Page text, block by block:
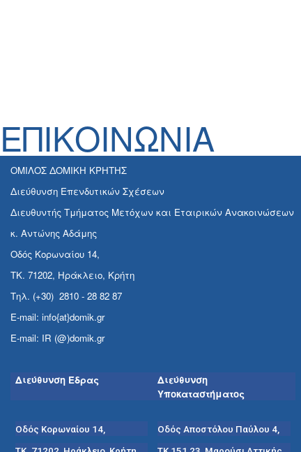
ΕΠΙΚΟΙΝΩΝΙΑ
ΟΜΙΛΟΣ ΔΟΜΙΚΗ ΚΡΗΤΗΣ
Διεύθυνση Επενδυτικών Σχέσεων
Διευθυντής Τμήματος Μετόχων και Εταιρικών Ανακοινώσεων
κ. Αντώνης Αδάμης
Οδός Κορωναίου 14,
ΤΚ. 71202, Ηράκλειο, Κρήτη
Τηλ. (+30) 2810 - 28 82 87
E-mail: info{at}domik.gr
E-mail: IR (@)domik.gr
Διεύθυνση Έδρας
Διεύθυνση
Υποκαταστήματος
Οδός Κορωναίου 14, Οδός Αποστόλου Παύλου 4,